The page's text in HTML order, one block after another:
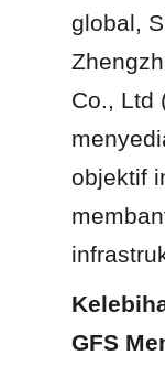
global,
Co., Ltd
objektif
GFS